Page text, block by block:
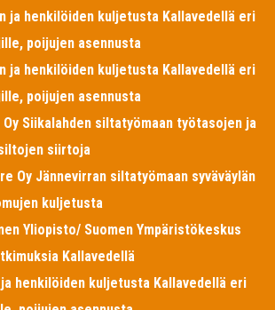
ja henkilöiden kuljetusta Kallavedellä eri
poijujen asennusta
ja henkilöiden kuljetusta Kallavedellä eri
poijujen asennusta
Oy Siikalahden siltatyömaan työtasojen ja
siirtoja
Oy Jännevirran siltatyömaan syväväylän
kuljetusta
Yliopisto/ Suomen Ympäristökeskus
Kallavedellä
ja henkilöiden kuljetusta Kallavedellä eri